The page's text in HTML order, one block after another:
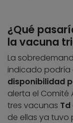
¿Qué
la vacuna
La
indicado podría
disponibilidad
alerta el Comité
tres vacunas Td
de ellas ya tuvo